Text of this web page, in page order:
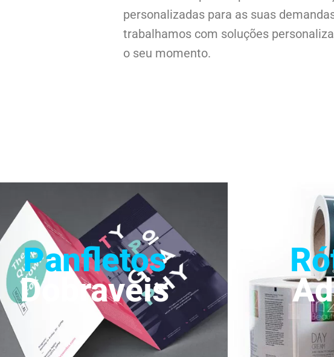
personalizadas para as suas
trabalhamos com soluções
o seu momento.
Panfletos
Dobraveis